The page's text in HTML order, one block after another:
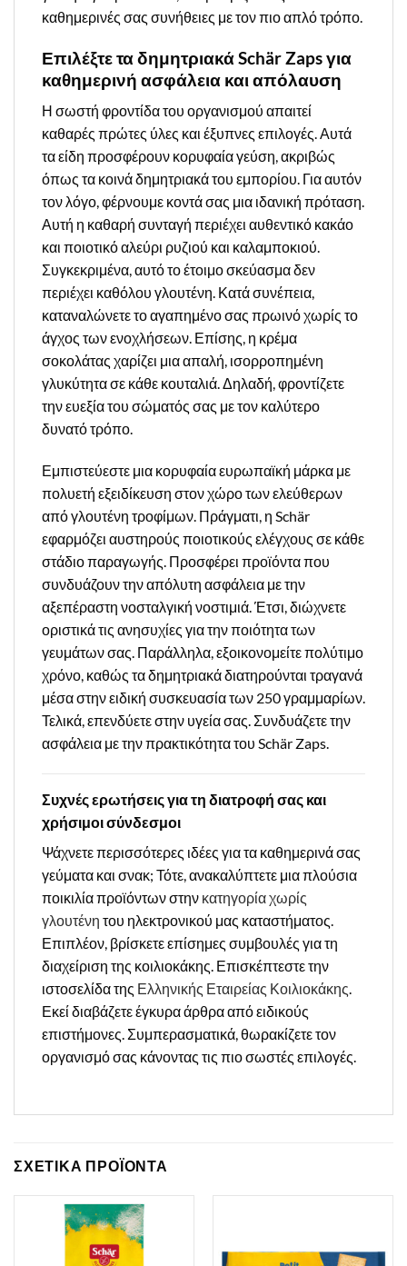
καθημερινές σας συνήθειες με τον πιο απλό τρόπο.
Επιλέξτε τα δημητριακά Schär Zaps για
καθημερινή ασφάλεια και απόλαυση
Η σωστή φροντίδα του οργανισμού απαιτεί
καθαρές πρώτες ύλες και έξυπνες επιλογές. Αυτά
τα είδη προσφέρουν κορυφαία γεύση, ακριβώς
όπως τα κοινά δημητριακά του εμπορίου. Για αυτόν
τον λόγο, φέρνουμε κοντά σας μια ιδανική πρόταση.
Αυτή η καθαρή συνταγή περιέχει αυθεντικό κακάο
και ποιοτικό αλεύρι ρυζιού και καλαμποκιού.
Συγκεκριμένα, αυτό το έτοιμο σκεύασμα δεν
περιέχει καθόλου γλουτένη. Κατά συνέπεια,
καταναλώνετε το αγαπημένο σας πρωινό χωρίς το
άγχος των ενοχλήσεων. Επίσης, η κρέμα
σοκολάτας χαρίζει μια απαλή, ισορροπημένη
γλυκύτητα σε κάθε κουταλιά. Δηλαδή, φροντίζετε
την ευεξία του σώματός σας με τον καλύτερο
δυνατό τρόπο.
Εμπιστεύεστε μια κορυφαία ευρωπαϊκή μάρκα με
πολυετή εξειδίκευση στον χώρο των ελεύθερων
από γλουτένη τροφίμων. Πράγματι, η Schär
εφαρμόζει αυστηρούς ποιοτικούς ελέγχους σε κάθε
στάδιο παραγωγής. Προσφέρει προϊόντα που
συνδυάζουν την απόλυτη ασφάλεια με την
αξεπέραστη νοσταλγική νοστιμιά. Έτσι, διώχνετε
οριστικά τις ανησυχίες για την ποιότητα των
γευμάτων σας. Παράλληλα, εξοικονομείτε πολύτιμο
χρόνο, καθώς τα δημητριακά διατηρούνται τραγανά
μέσα στην ειδική συσκευασία των 250 γραμμαρίων.
Τελικά, επενδύετε στην υγεία σας. Συνδυάζετε την
ασφάλεια με την πρακτικότητα του Schär Zaps.
Συχνές ερωτήσεις για τη διατροφή σας και
χρήσιμοι σύνδεσμοι
Ψάχνετε περισσότερες ιδέες για τα καθημερινά σας
γεύματα και σνακ; Τότε, ανακαλύπτετε μια πλούσια
ποικιλία προϊόντων στην κατηγορία χωρίς
γλουτένη του ηλεκτρονικού μας καταστήματος.
Επιπλέον, βρίσκετε επίσημες συμβουλές για τη
διαχείριση της κοιλιοκάκης. Επισκέπτεστε την
ιστοσελίδα της Ελληνικής Εταιρείας Κοιλιοκάκης.
Εκεί διαβάζετε έγκυρα άρθρα από ειδικούς
επιστήμονες. Συμπερασματικά, θωρακίζετε τον
οργανισμό σας κάνοντας τις πιο σωστές επιλογές.
ΣΧΕΤΙΚΑ ΠΡΟΪΟΝΤΑ